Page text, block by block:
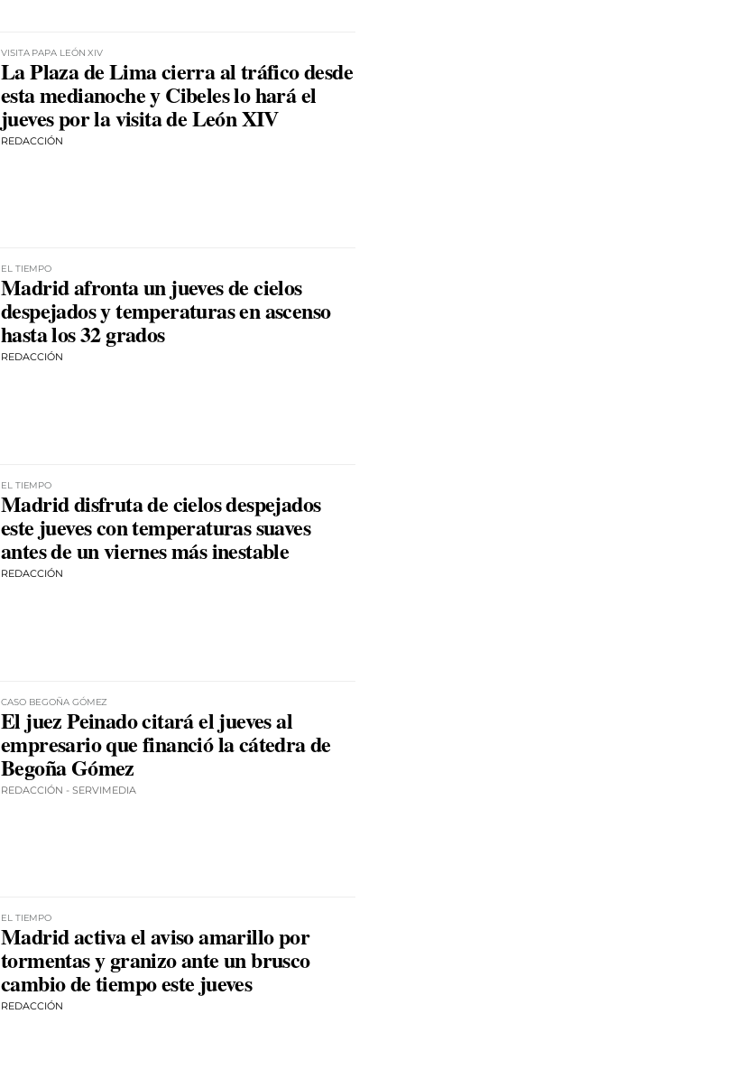
VISITA PAPA LEÓN XIV
La Plaza de Lima cierra al tráfico desde
esta medianoche y Cibeles lo hará el
jueves por la visita de León XIV
REDACCIÓN
EL TIEMPO
Madrid afronta un jueves de cielos
despejados y temperaturas en ascenso
hasta los 32 grados
REDACCIÓN
EL TIEMPO
Madrid disfruta de cielos despejados
este jueves con temperaturas suaves
antes de un viernes más inestable
REDACCIÓN
CASO BEGOÑA GÓMEZ
El juez Peinado citará el jueves al
empresario que financió la cátedra de
Begoña Gómez
REDACCIÓN - SERVIMEDIA
EL TIEMPO
Madrid activa el aviso amarillo por
tormentas y granizo ante un brusco
cambio de tiempo este jueves
REDACCIÓN